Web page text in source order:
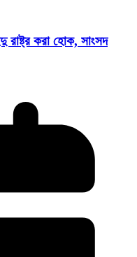
রাষ্ট্র করা হোক, সাংসদ